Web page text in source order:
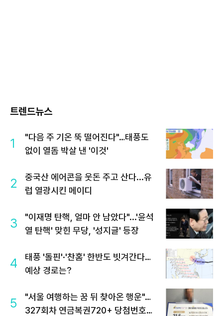
트렌드뉴스
1
"다음 주 기온 뚝 떨어진다"…태풍도
없이 열돔 박살 낸 '이것'
2
중국산 에어콘을 웃돈 주고 산다...유
럽 열광시킨 메이디
3
"이재명 탄핵, 얼마 안 남았다"...'윤석
열 탄핵' 맞힌 무당, '성지글' 등장
4
태풍 '돌핀'·'찬홈' 한반도 빗겨간다…
예상 경로는?
5
"서울 여행하는 꿈 뒤 찾아온 행운"…
327회차 연금복권720+ 당첨번호조